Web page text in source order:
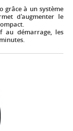
grâce à un système
d'augmenter le
au démarrage, les